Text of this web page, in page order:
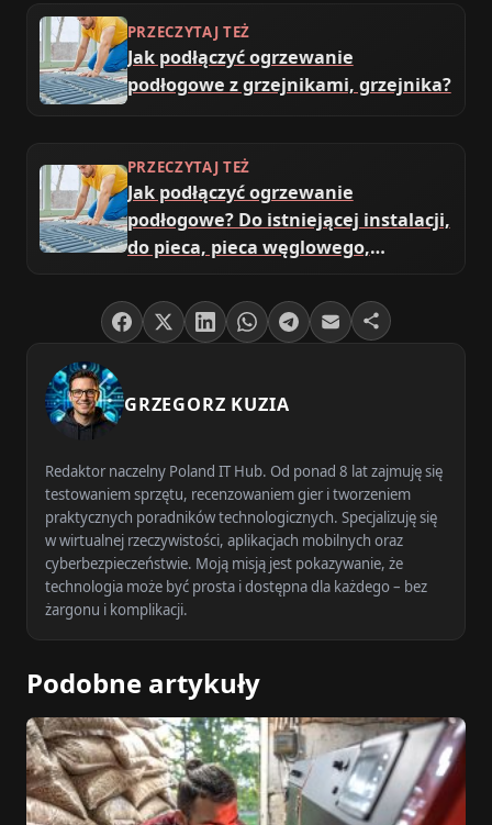
PRZECZYTAJ TEŻ
Jak podłączyć ogrzewanie
podłogowe z grzejnikami, grzejnika?
PRZECZYTAJ TEŻ
Jak podłączyć ogrzewanie
podłogowe? Do istniejącej instalacji,
do pieca, pieca węglowego,
GRZEGORZ KUZIA
Redaktor naczelny Poland IT Hub. Od ponad 8 lat zajmuję się
testowaniem sprzętu, recenzowaniem gier i tworzeniem
praktycznych poradników technologicznych. Specjalizuję się
w wirtualnej rzeczywistości, aplikacjach mobilnych oraz
cyberbezpieczeństwie. Moją misją jest pokazywanie, że
technologia może być prosta i dostępna dla każdego – bez
żargonu i komplikacji.
Podobne artykuły